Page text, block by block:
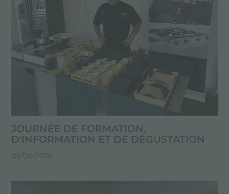
JOURNÉE DE FORMATION,
D'INFORMATION ET DE DÉGUSTATION
05/06/2019